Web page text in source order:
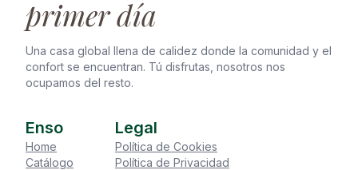
primer día
Una casa global llena de calidez donde la comunidad y el
confort se encuentran. Tú disfrutas, nosotros nos
ocupamos del resto.
Enso
Home
Catálogo
Legal
Política de Cookies
Política de Privacidad